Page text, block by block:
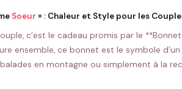
Soeur » : Chaleur et Style pour les
c’est le cadeau promis par le
ensemble, ce bonnet est le symbole
en montagne ou simplement à la